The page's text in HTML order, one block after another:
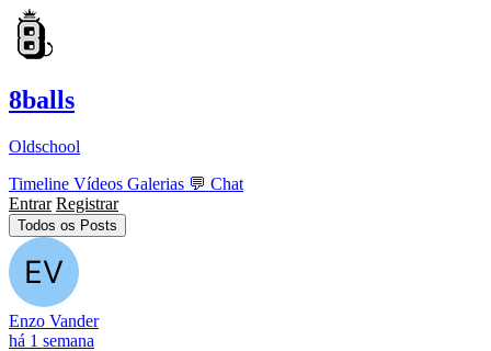
8balls
Oldschool
Timeline Vídeos Galerias 💬 Chat
Entrar Registrar
Todos os Posts
Enzo Vander
há 1 semana